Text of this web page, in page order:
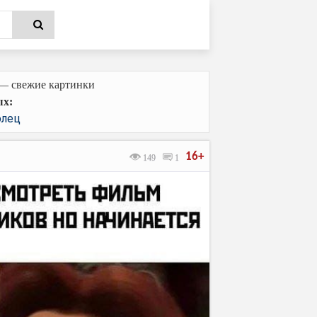
свежие картинки
16+
149 1